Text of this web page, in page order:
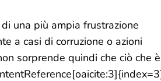
una più ampia frustrazione
a casi di corruzione o azioni
sorprende quindi che ciò che è